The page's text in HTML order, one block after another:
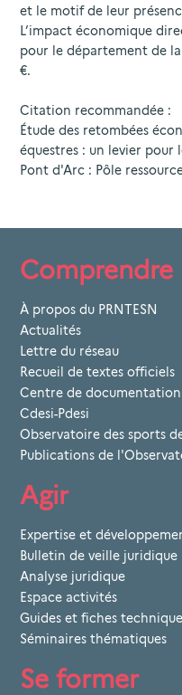
et le motif de leur
L’impact économique
pour le département de
€.
Citation recommandée :
Étude des retombées
équestres : un levier
Pont d'Arc : Pôle
Comprendre
À propos du PRNTESN
Actualités
Lettre du réseau
Recueil de textes officiels
Centre de documentation
Cdesi-Pdesi
Observatoire des sports
Publications de
Agir
Expertise et
Bulletin de veille juridique
Analyse juridique
Espace activités
Guides et fiches
Séminaires thématiques
Se former